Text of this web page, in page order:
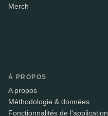
Merch
À PROPOS
A propos
Méthodologie & données
Fonctionnalités de l'application